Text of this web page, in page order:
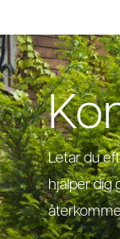
Letar du
hjälper dig